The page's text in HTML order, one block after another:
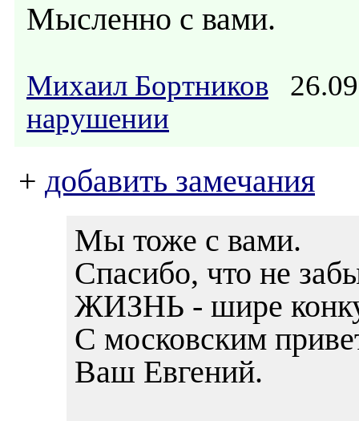
Мысленно с вами.
Михаил Бортников
нарушении
+ добавить замечания
Мы тоже с вами.
Спасибо, что не
ЖИЗНЬ - шире
С московским
Ваш Евгений.